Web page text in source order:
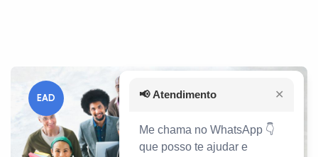
EAD 📢 Atendimento ✕
Me chama no WhatsApp 👇
que posso te ajudar e